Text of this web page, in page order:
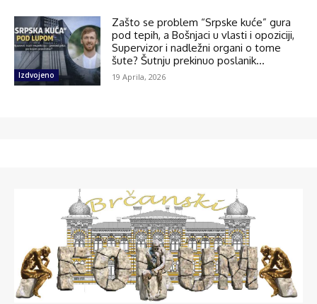
Izdvojeno
Zašto se problem “Srpske kuće” gura
pod tepih, a Bošnjaci u vlasti i opoziciji,
Supervizor i nadležni organi o tome
šute? Šutnju prekinuo poslanik...
19 Aprila, 2026